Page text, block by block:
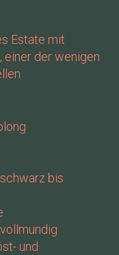
Estate mit
einer der wenigen
bis
und